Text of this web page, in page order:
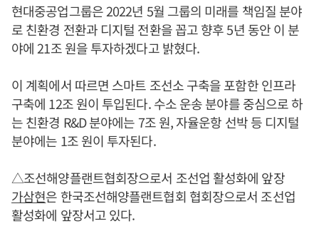
현대중공업그룹은 2022년 5월 그룹의 미래를 책임질 분야
로 친환경 전환과 디지털 전환을 꼽고 향후 5년 동안 이 분
야에 21조 원을 투자하겠다고 밝혔다.
이 계획에서 따르면 스마트 조선소 구축을 포함한 인프라
구축에 12조 원이 투입된다. 수소 운송 분야를 중심으로 하
는 친환경 R&D 분야에는 7조 원, 자율운항 선박 등 디지털
분야에는 1조 원이 투자된다.
△조선해양플랜트협회장으로서 조선업 활성화에 앞장
가삼현은 한국조선해양플랜트협회 협회장으로서 조선업
활성화에 앞장서고 있다.